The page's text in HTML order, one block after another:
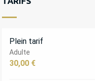
Plein tarif
Adulte
30,00 €